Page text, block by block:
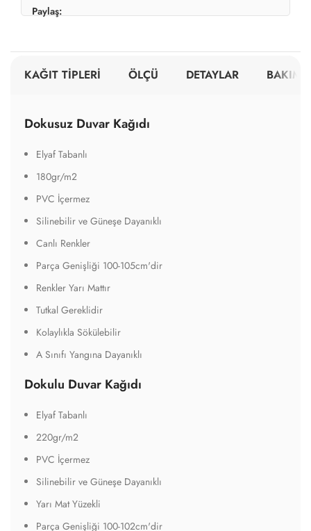
Paylaş:
KAĞIT TİPLERİ ÖLÇÜ DETAYLAR BAKIM
Dokusuz Duvar Kağıdı
Elyaf Tabanlı
180gr/m2
PVC İçermez
Silinebilir ve Güneşe Dayanıklı
Canlı Renkler
Parça Genişliği 100-105cm'dir
Renkler Yarı Mattır
Tutkal Gereklidir
Kolaylıkla Sökülebilir
A Sınıfı Yangına Dayanıklı
Dokulu Duvar Kağıdı
Elyaf Tabanlı
220gr/m2
PVC İçermez
Silinebilir ve Güneşe Dayanıklı
Yarı Mat Yüzekli
Parça Genişliği 100-102cm'dir